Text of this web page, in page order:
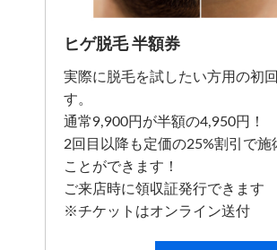
ヒゲ脱毛 半額券
実際に脱毛を試したい方用の初
す。
通常9,900円が半額の4,950円！
2回目以降も定価の25%割引で施
ことができます！
ご来店時に領収証発行できます
※チケットはオンライン送付